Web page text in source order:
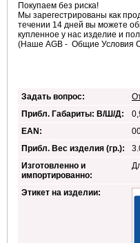
Покупаем без риска!
Мы зарегестрированы как
течении 14 дней вы можете
купленное у нас изделие и
(Наше AGB - Общие Условия
Задать вопрос:
Прибл. Габариты: В/Ш/Д:
EAN:
Прибл. Вес изделия (гр.):
Изготовленно и
импортированно:
Этикет на изделии: